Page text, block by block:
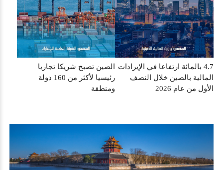
4.7 بالمائة ارتفاعا في الإيرادات
المالية بالصين خلال النصف
الأول من عام 2026
الصين تصبح شريكا تجاريا
رئيسيا لأكثر من 160 دولة
ومنطقة